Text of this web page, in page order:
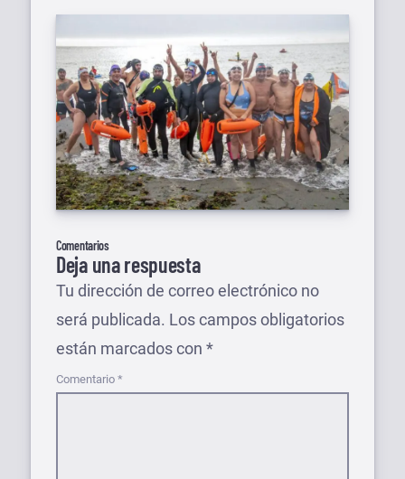
Comentarios
Deja una respuesta
Tu dirección de correo electrónico no
será publicada. Los campos obligatorios
están marcados con *
Comentario *